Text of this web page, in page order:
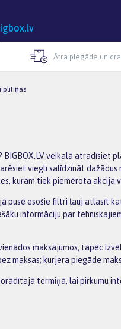
Ātra piegāde un
plītiņas
veikalā atradīsiet
viegli salīdzināt
kurām tiek piemērota akcija
pusē esošie filtri ļauj atlasīt
informāciju par
maksājumos, tāpēc
maksas; kurjera piegāde
termiņā, lai pirkumu